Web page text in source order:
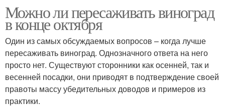
Можно ли пересаживать виноград
в конце октября
Один из самых обсуждаемых вопросов – когда лучше
пересаживать виноград. Однозначного ответа на него
просто нет. Существуют сторонники как осенней, так и
весенней посадки, они приводят в подтверждение своей
правоты массу убедительных доводов и примеров из
практики.